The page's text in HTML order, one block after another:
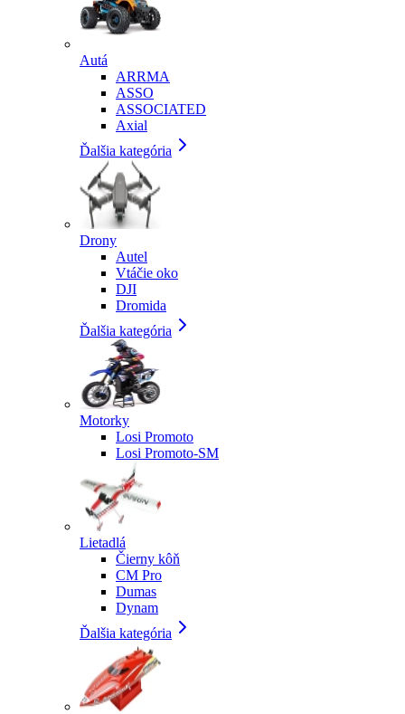
Autá
ARRMA
ASSO
ASSOCIATED
Axial
Ďalšia kategória
Drony
Autel
Vtáčie oko
DJI
Dromida
Ďalšia kategória
Motorky
Losi Promoto
Losi Promoto-SM
Lietadlá
Čierny kôň
CM Pro
Dumas
Dynam
Ďalšia kategória